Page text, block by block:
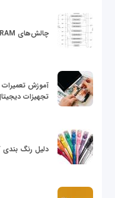
چالش‌های RAM در Workloadهای محاسباتی HPC
آموزش تعمیرات
تجهیزات
دلیل رنگ بندی